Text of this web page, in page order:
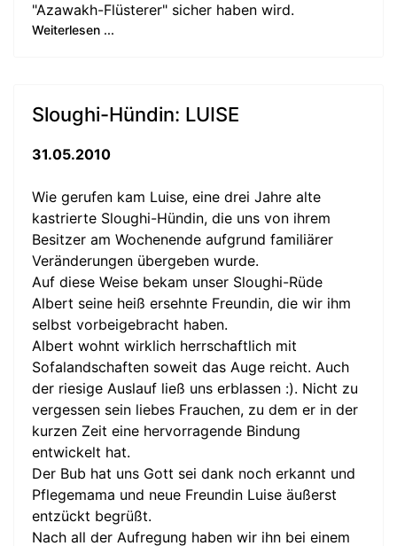
"Azawakh-Flüsterer" sicher haben wird.
Weiterlesen ...
Sloughi-Hündin: LUISE
31.05.2010
Wie gerufen kam Luise, eine drei Jahre alte
kastrierte Sloughi-Hündin, die uns von ihrem
Besitzer am Wochenende aufgrund familiärer
Veränderungen übergeben wurde.
Auf diese Weise bekam unser Sloughi-Rüde
Albert seine heiß ersehnte Freundin, die wir ihm
selbst vorbeigebracht haben.
Albert wohnt wirklich herrschaftlich mit
Sofalandschaften soweit das Auge reicht. Auch
der riesige Auslauf ließ uns erblassen :). Nicht zu
vergessen sein liebes Frauchen, zu dem er in der
kurzen Zeit eine hervorragende Bindung
entwickelt hat.
Der Bub hat uns Gott sei dank noch erkannt und
Pflegemama und neue Freundin Luise äußerst
entzückt begrüßt.
Nach all der Aufregung haben wir ihn bei einem